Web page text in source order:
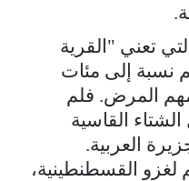
تعني "القرية
نسبة إلى مئات
المرض. فلم
القاسية
العربية.
القسطنطينية،